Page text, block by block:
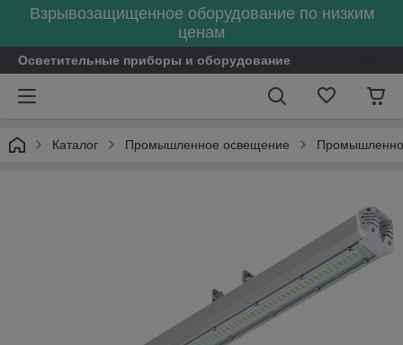
Взрывозащищенное оборудование по низким
ценам
Осветительные приборы и оборудование
Каталог Промышленное освещение